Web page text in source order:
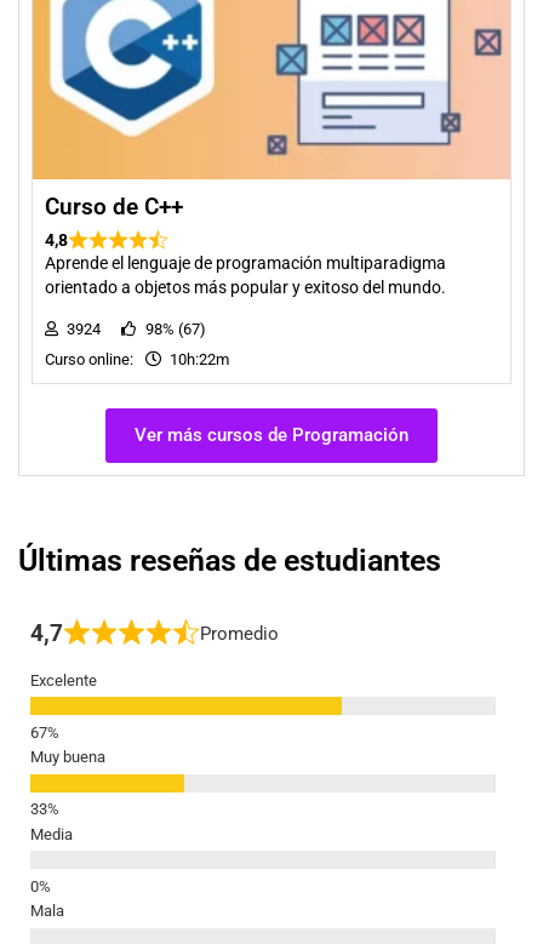
Curso de C++
4,8
Aprende el lenguaje de programación multiparadigma
orientado a objetos más popular y exitoso del mundo.
3924
98% (67)
Curso online:
10h:22m
Ver más cursos de Programación
Últimas reseñas de estudiantes
4,7 Promedio
Excelente
Muy buena
Media
Mala